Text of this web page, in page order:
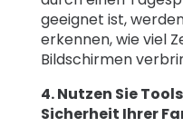
geeignet ist,
erkennen, wie viel
Bildschirmen
4. Nutzen Sie
Sicherheit Ihrer